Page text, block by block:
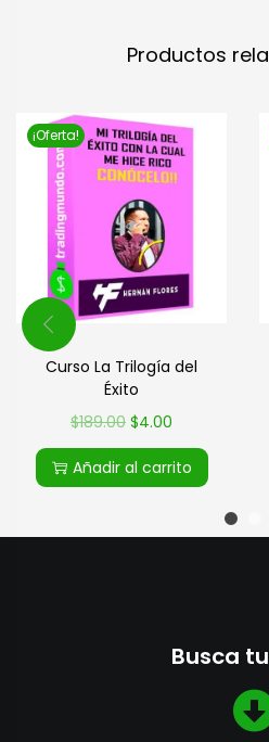
Productos
¡Oferta!
Curso La Trilogía del
Éxito
$189.00 $4.00
Añadir al carrito
Busca